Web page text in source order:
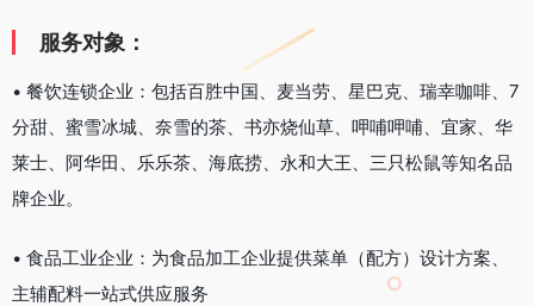
服务对象：
• 餐饮连锁企业：包括百胜中国、麦当劳、星巴克、瑞幸咖啡、7
分甜、蜜雪冰城、奈雪的茶、书亦烧仙草、呷哺呷哺、宜家、华
莱士、阿华田、乐乐茶、海底捞、永和大王、三只松鼠等知名品
牌企业。
• 食品工业企业：为食品加工企业提供菜单（配方）设计方案、
主辅配料一站式供应服务